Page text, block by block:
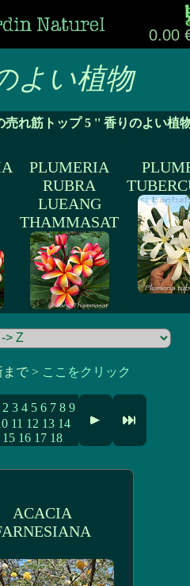
0.00
よい植物
売れ筋トップ 5 '' 香りのよい植
PLUMERIA
RUBRA
LUEANG
THAMMASAT
で > ここをクリック
2 3 4 5 6 7 8 9
11 12 13 14
15 16 17 18
ACACIA